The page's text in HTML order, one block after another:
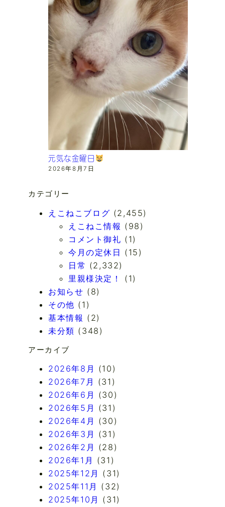
元気な金曜日
2026年8月7日
カテゴリー
えこねこブログ (2,455)
えこねこ情報 (98)
コメント御礼 (1)
今月の定休日 (15)
日常 (2,332)
里親様決定！
(1)
お知らせ (8)
その他 (1)
基本情報 (2)
未分類 (348)
アーカイブ
2026年8月 (10)
2026年7月 (31)
2026年6月 (30)
2026年5月 (31)
2026年4月 (30)
2026年3月 (31)
2026年2月 (28)
2026年1月 (31)
2025年12月 (31)
2025年11月 (32)
2025年10月 (31)